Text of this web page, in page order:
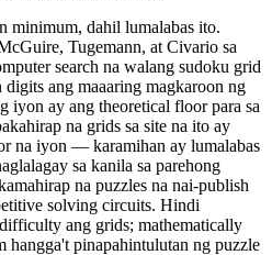
minimum, dahil lumalabas ito.
Tugemann, at Civario sa
search na walang sudoku grid
ang maaaring magkaroon ng
iyon ay ang theoretical floor para sa
na grids sa site na ito ay
na iyon — karamihan ay lumalabas
sa kanila sa parehong
na puzzles na nai-publish
solving circuits. Hindi
ang grids; mathematically
hangga't pinapahintulutan ng puzzle